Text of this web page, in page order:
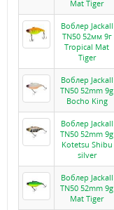
Mat Tiger
Воблер Jackall
TN50 52мм 9г
Tropical Mat
Tiger
Воблер Jackall
TN50 52mm 9g
Bocho King
Воблер Jackall
TN50 52mm 9g
Kotetsu Shibu
silver
Воблер Jackall
TN50 52mm 9g
Mat Tiger